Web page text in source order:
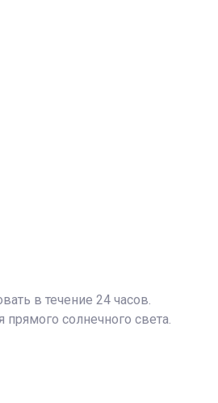
в течение 24 часов.
солнечного света.